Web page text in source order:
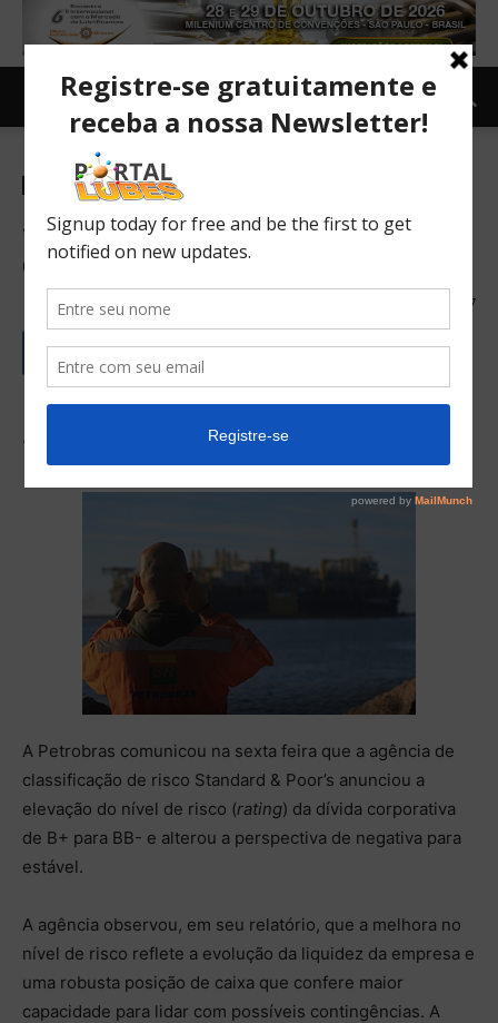
Combustíveis
Standard & Poor’s melhora a
classificação da Petrobras
13/02/2017 207
Standard & Poor’s
A Petrobras comunicou na sexta feira que a agência de
classificação de risco Standard & Poor’s anunciou a
elevação do nível de risco (rating) da dívida corporativa
de B+ para BB- e alterou a perspectiva de negativa para
estável.
A agência observou, em seu relatório, que a melhora no
nível de risco reflete a evolução da liquidez da empresa e
uma robusta posição de caixa que confere maior
capacidade para lidar com possíveis contingências. A